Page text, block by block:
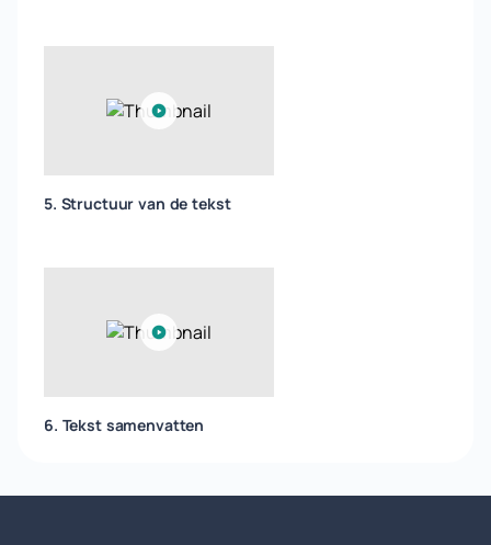
5. Structuur van de tekst
6. Tekst samenvatten